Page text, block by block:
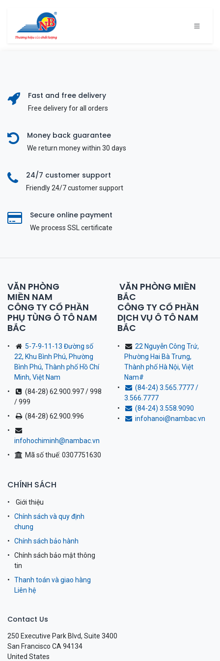
Fast and free delivery
Free delivery for all orders
Money back guarantee
We return money within 30 days
24/7 customer support
Friendly 24/7 customer support
Secure online payment
We process SSL сertificate
VĂN PHÒNG
MIỀN NAM
CÔNG TY CỔ PHẦN
PHỤ TÙNG Ô TÔ NAM
BẮC
5-7-9-11-13 Đường số
22, Khu Bình Phú, Phường
Bình Phú, Thành phố Hồ Chí
Minh, Việt Nam
(84-28) 62.900.997 / 998
/ 999
(84-28) 62.900.996
infohochiminh@nambac.vn
Mã số thuế: 0307751630
VĂN PHÒNG MIỀN
BẮC
CÔNG TY CỔ PHẦN
DỊCH VỤ Ô TÔ NAM
BẮC
22 Nguyễn Công Trứ,
Phường Hai Bà Trưng,
Thành phố Hà Nội, Việt
Nam#
(84-24) 3.565.7777 /
3.566.7777
(84-24) 3.558.9090
infohanoi@nambac.vn
CHÍNH SÁCH
Giới thiệu
Chính sách và quy định
chung
Chính sách bảo hành
Chính sách bảo mật thông
tin
Thanh toán và giao hàng
Liên hệ
Contact Us
250 Executive Park Blvd, Suite 3400
San Francisco CA 94134
United States